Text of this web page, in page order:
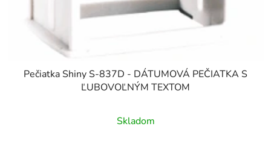
Pečiatka Shiny S-837D - DÁTUMOVÁ PEČIATKA S
ĽUBOVOĽNÝM TEXTOM
Skladom